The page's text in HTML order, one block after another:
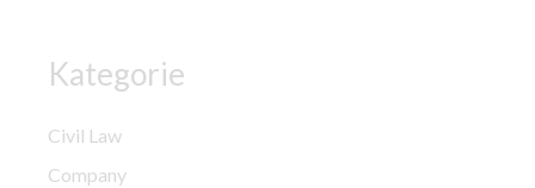
Kategorie
Civil Law
Company